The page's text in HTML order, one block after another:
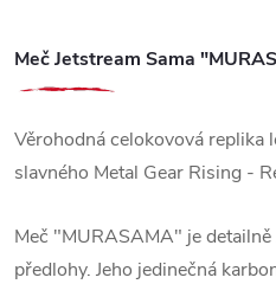
Meč Jetstream Sama
Věrohodná celokovová replika
slavného Metal Gear Rising -
Meč "MURASAMA" je
předlohy. Jeho jedinečná